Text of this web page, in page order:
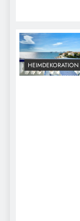
HEIMDEKORATION